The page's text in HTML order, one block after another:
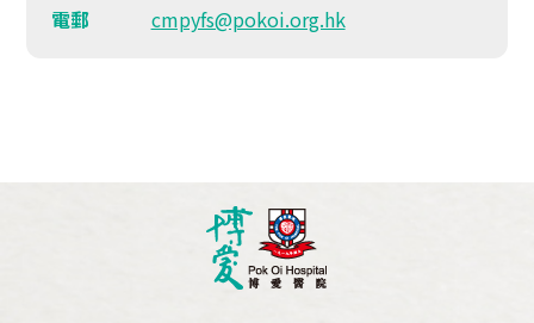
電郵
cmpyfs@pokoi.org.hk